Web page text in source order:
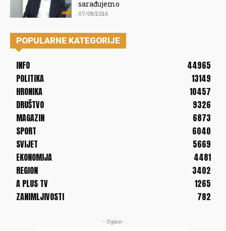
sarađujemo
07/08/2026
POPULARNE KATEGORIJE
INFO
44965
POLITIKA
13149
HRONIKA
10457
DRUŠTVO
9326
MAGAZIN
6873
SPORT
6040
SVIJET
5669
EKONOMIJA
4481
REGION
3402
A PLUS TV
1265
ZANIMLJIVOSTI
782
- Oglasi-